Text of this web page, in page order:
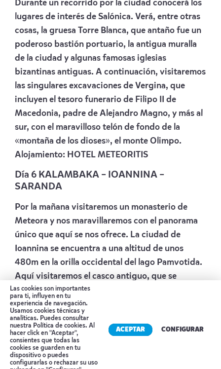
Durante un recorrido por la ciudad conocerá los
lugares de interés de Salónica. Verá, entre otras
cosas, la gruesa Torre Blanca, que antaño fue un
poderoso bastión portuario, la antigua muralla
de la ciudad y algunas famosas iglesias
bizantinas antiguas. A continuación, visitaremos
las singulares excavaciones de Vergina, que
incluyen el tesoro funerario de Filipo II de
Macedonia, padre de Alejandro Magno, y más al
sur, con el maravilloso telón de fondo de la
«montaña de los dioses», el monte Olimpo.
Alojamiento: HOTEL METEORITIS
Día 6 KALAMBAKA – IOANNINA –
SARANDA
Por la mañana visitaremos un monasterio de
Meteora y nos maravillaremos con el panorama
único que aquí se nos ofrece. La ciudad de
Ioannina se encuentra a una altitud de unos
480m en la orilla occidental del lago Pamvotida.
Aquí visitaremos el casco antiguo, que se
encuentra en una península y está rodeado por
las murallas de la fortaleza de Frourio. También
verá la mezquita de Aslan Pasha (desde el
exterior). Bajo la mezquita se encuentran las
catacumbas y prisiones donde fueron
ejecutados muchos resistentes durante el
Reserva tu cita
Las cookies son importantes
para ti, influyen en tu
experiencia de navegación.
Usamos cookies técnicas y
analíticas. Puedes consultar
nuestra Política de cookies. Al
hacer click en "Aceptar",
consientes que todas las
cookies se guarden en tu
dispositivo o puedes
configurarlas o rechazar su uso
ACEPTAR CONFIGURAR